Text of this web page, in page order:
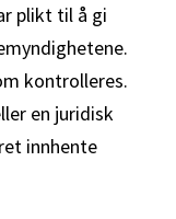
plikt til å gi
kontrolleres.
en juridisk
innhente